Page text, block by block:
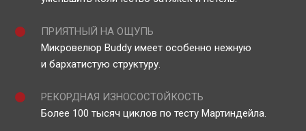
ПРИЯТНЫЙ НА ОЩУПЬ
Микровелюр Buddy имеет особенно нежную
и бархатистую структуру.
РЕКОРДНАЯ ИЗНОСОСТОЙКОСТЬ
Более 100 тысяч циклов по тесту Мартиндейла.